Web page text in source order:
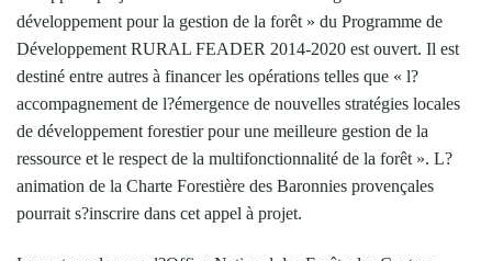
développement pour la gestion de la forêt » du Programme de
Développement RURAL FEADER 2014-2020 est ouvert. Il est
destiné entre autres à financer les opérations telles que « l?
accompagnement de l?émergence de nouvelles stratégies locales
de développement forestier pour une meilleure gestion de la
ressource et le respect de la multifonctionnalité de la forêt ». L?
animation de la Charte Forestière des Baronnies provençales
pourrait s?inscrire dans cet appel à projet.